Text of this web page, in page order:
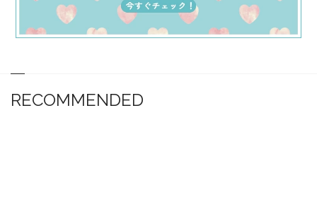
RECOMMENDED